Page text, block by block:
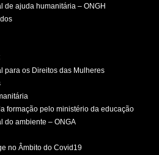
de ajuda humanitária – ONGH
para os Direitos das Mulheres
formação pelo ministério da educação
do ambiente – ONGA
no Âmbito do Covid19